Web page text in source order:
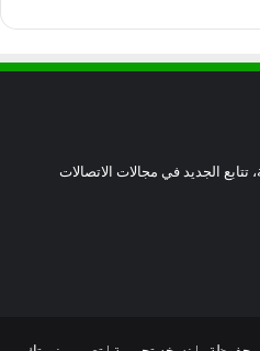
تتابع الجديد في مجالات الاتصالات